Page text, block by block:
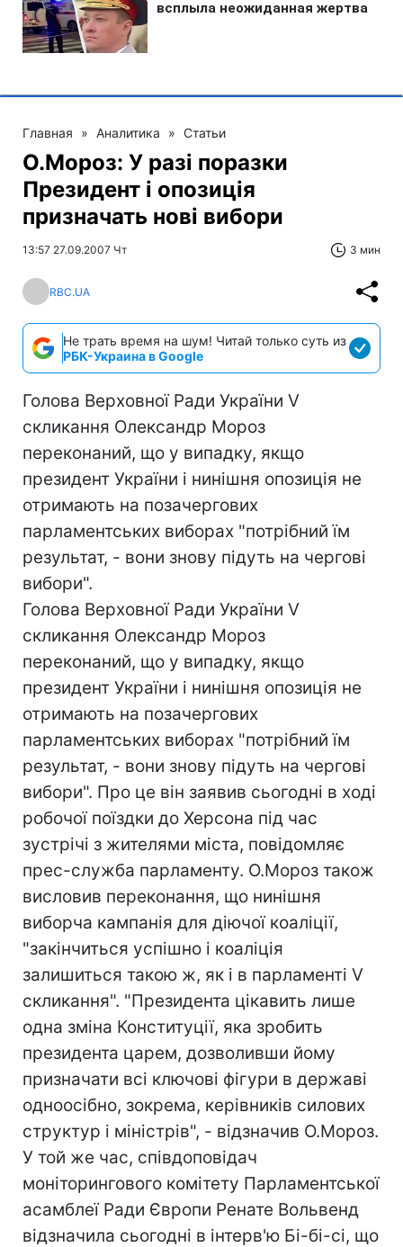
Главная » Аналитика » Статьи
О.Мороз: У разі поразки
Президент і опозиція
призначать нові вибори
13:57 27.09.2007 Чт 3 мин
RBC.UA
Не трать время на шум! Читай только суть из
РБК-Украина в Google
Голова Верховної Ради України V
скликання Олександр Мороз
переконаний, що у випадку, якщо
президент України і нинішня опозиція не
отримають на позачергових
парламентських виборах "потрібний їм
результат, - вони знову підуть на чергові
вибори".
Голова Верховної Ради України V
скликання Олександр Мороз
переконаний, що у випадку, якщо
президент України і нинішня опозиція не
отримають на позачергових
парламентських виборах "потрібний їм
результат, - вони знову підуть на чергові
вибори". Про це він заявив сьогодні в ході
робочої поїздки до Херсона під час
зустрічі з жителями міста, повідомляє
прес-служба парламенту. О.Мороз також
висловив переконання, що нинішня
виборча кампанія для діючої коаліції,
"закінчиться успішно і коаліція
залишиться такою ж, як і в парламенті V
скликання". "Президента цікавить лише
одна зміна Конституції, яка зробить
президента царем, дозволивши йому
призначати всі ключові фігури в державі
одноосібно, зокрема, керівників силових
структур і міністрів", - відзначив О.Мороз.
У той же час, співдоповідач
моніторингового комітету Парламентської
асамблеї Ради Європи Ренате Вольвенд
відзначила сьогодні в інтерв'ю Бі-бі-сі, що